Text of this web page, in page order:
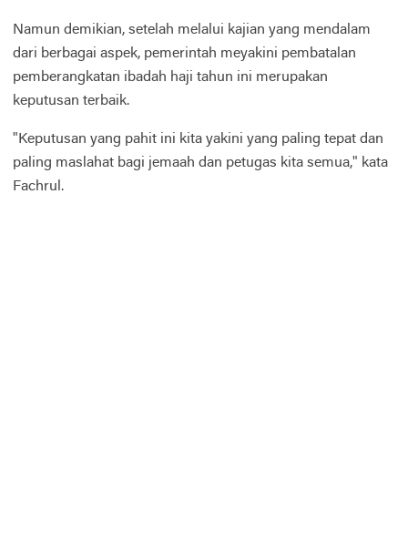
Namun demikian, setelah melalui kajian yang mendalam
dari berbagai aspek, pemerintah meyakini pembatalan
pemberangkatan ibadah haji tahun ini merupakan
keputusan terbaik.
"Keputusan yang pahit ini kita yakini yang paling tepat dan
paling maslahat bagi jemaah dan petugas kita semua," kata
Fachrul.